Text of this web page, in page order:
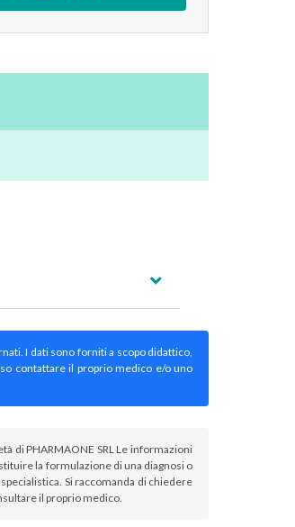
I dati sono forniti a scopo didattico,
contattare il proprio medico e/o uno
di PHARMAONE SRL Le informazioni
la formulazione di una diagnosi o
Si raccomanda di chiedere
il proprio medico.